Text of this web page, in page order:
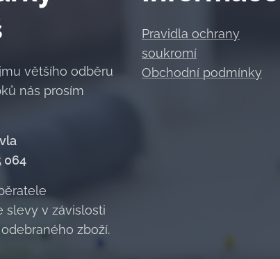
většího odběru
nás prosím
064
slevy v závislosti
zboží.
Pravidla ochrany
soukromí
Obchodní podmínky